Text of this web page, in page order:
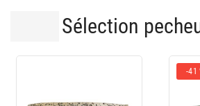
Sélection
-41